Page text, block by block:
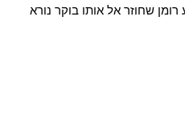
שחוזר אל אותו בוקר נורא